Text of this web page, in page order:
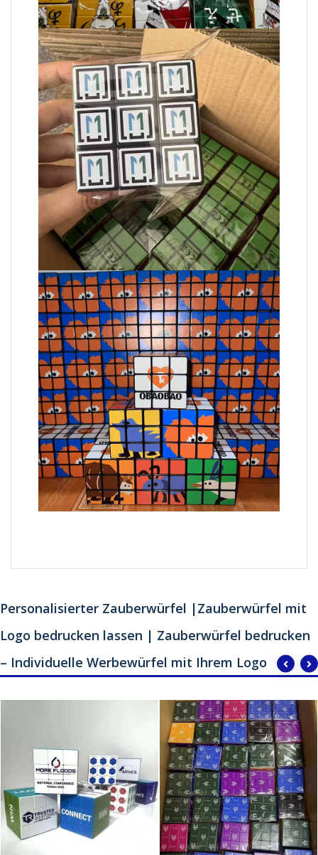
Personalisierter Zauberwürfel |Zauberwürfel mit
Logo bedrucken lassen | Zauberwürfel bedrucken
– Individuelle Werbewürfel mit Ihrem Logo